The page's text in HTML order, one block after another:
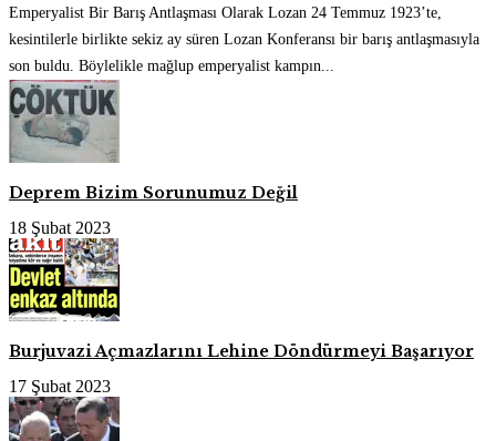
Emperyalist Bir Barış Antlaşması Olarak Lozan 24 Temmuz 1923’te,
kesintilerle birlikte sekiz ay süren Lozan Konferansı bir barış antlaşmasıyla
son buldu. Böylelikle mağlup emperyalist kampın...
Deprem Bizim Sorunumuz Değil
18 Şubat 2023
Burjuvazi Açmazlarını Lehine Döndürmeyi Başarıyor
17 Şubat 2023